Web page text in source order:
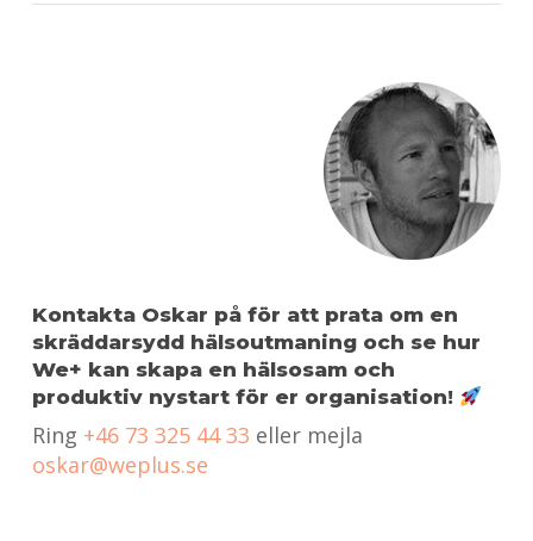
Kontakta Oskar på för att prata om en
skräddarsydd hälsoutmaning och se hur
We+ kan skapa en hälsosam och
produktiv nystart för er organisation!
Ring +46 73 325 44 33 eller mejla
oskar@weplus.se